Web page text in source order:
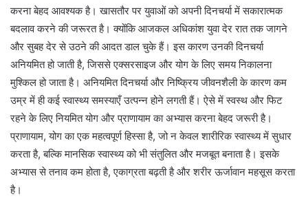
करना बेहद आवश्यक है। खासतौर पर युवाओं को अपनी दिनचर्या में सकारात्मक
बदलाव करने की जरूरत है। क्योंकि आजकल अधिकांश युवा देर रात तक जागने
और सुबह देर से उठने की आदत डाल चुके हैं। इस कारण उनकी दिनचर्या
अनियमित हो जाती है, जिससे एक्सरसाइज और योग के लिए समय निकालना
मुश्किल हो जाता है। अनियमित दिनचर्या और निष्क्रिय जीवनशैली के कारण कम
उम्र में ही कई स्वास्थ्य समस्याएँ उत्पन्न होने लगती हैं। ऐसे में स्वस्थ और फिट
रहने के लिए नियमित योग और प्राणायाम का अभ्यास करना बेहद जरूरी है।
प्राणायाम, योग का एक महत्वपूर्ण हिस्सा है, जो न केवल शारीरिक स्वास्थ्य में सुधार
करता है, बल्कि मानसिक स्वास्थ्य को भी संतुलित और मजबूत बनाता है। इसके
अभ्यास से तनाव कम होता है, एकाग्रता बढ़ती है और शरीर ऊर्जावान महसूस करता
है।